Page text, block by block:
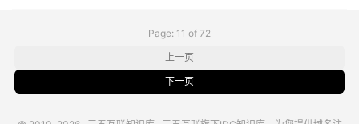
Page: 11 of 72
上一页
下一页